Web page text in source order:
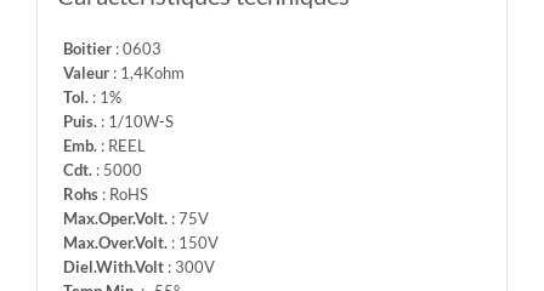
Boitier: 0603
Valeur: 1,4Kohm
Tol.: 1%
Puis.: 1/10W-S
Emb.: REEL
Cdt.: 5000
Rohs: RoHS
Max.Oper.Volt.: 75V
Max.Over.Volt.: 150V
Diel.With.Volt: 300V